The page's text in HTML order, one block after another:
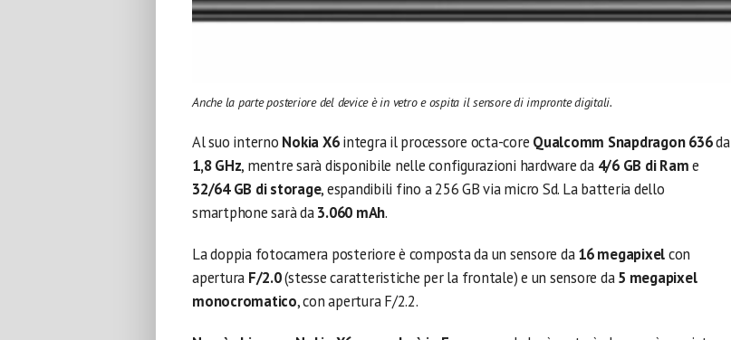
Anche la parte posteriore del device è in vetro e ospita il sensore di impronte digitali.
Al suo interno Nokia X6integra il processore octa-core Qualcomm Snapdragon 636da
1,8 GHz, mentre sarà disponibile nelle configurazioni hardware da 4/6 GB di Rame
32/64 GB di storage, espandibili fino a 256 GB via micro Sd. La batteria dello
smartphone sarà da3.060 mAh.
La doppia fotocamera posteriore è composta da un sensore da16 megapixelcon
apertura F/2.0(stesse caratteristiche per la frontale) e un sensore da5 megapixel
monocromatico, con apertura F/2.2.